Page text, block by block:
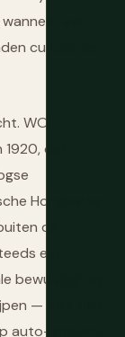
een
cultuur de
WOI
dat
Hongaarse
de
een
bewustzijn op
— de kaart
auto-stickers,